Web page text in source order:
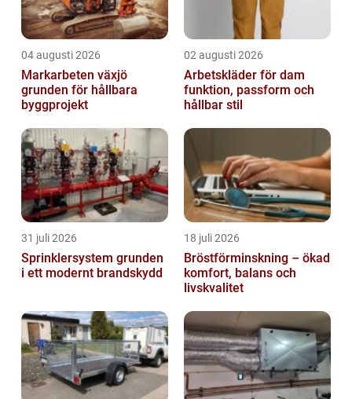
04 augusti 2026
Markarbeten växjö
grunden för hållbara
byggprojekt
02 augusti 2026
Arbetskläder för dam
funktion, passform och
hållbar stil
31 juli 2026
Sprinklersystem grunden
i ett modernt brandskydd
18 juli 2026
Bröstförminskning – ökad
komfort, balans och
livskvalitet